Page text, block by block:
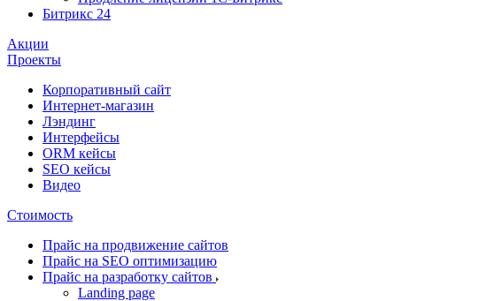
Битрикс 24
Акции
Проекты
Корпоративный сайт
Интернет-магазин
Лэндинг
Интерфейсы
ORM кейсы
SEO кейсы
Видео
Стоимость
Прайс на продвижение сайтов
Прайс на SEO оптимизацию
Прайс на разработку сайтов
Landing page